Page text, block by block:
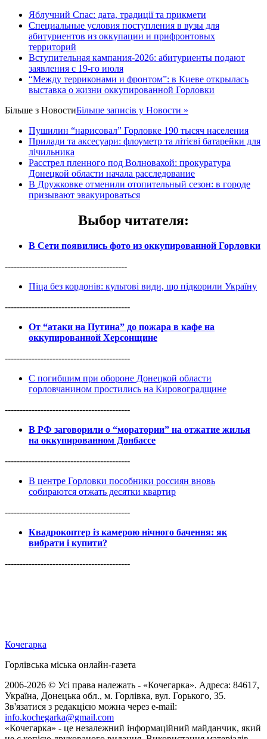
Яблучний Спас: дата, традиції та прикмети
Специальные условия поступления в вузы для
абитуриентов из оккупации и прифронтовых
территорий
Вступительная кампания-2026: абитуриенты подают
заявления с 19-го июля
“Между терриконами и фронтом”: в Киеве открылась
выставка о жизни оккупированной Горловки
Більше з НовостиБільше записів у Новости »
Пушилин “нарисовал” Горловке 190 тысяч населения
Прилади та аксесуари: флоуметр та літієві батарейки для
лічильника
Расстрел пленного под Волновахой: прокуратура
Донецкой области начала расследование
В Дружковке отменили отопительный сезон: в городе
призывают эвакуироваться
Выбор читателя:
В Сети появились фото из оккупированной Горловки
-----------------------------------------
Піца без кордонів: культові види, що підкорили Україну
------------------------------------------
От “атаки на Путина” до пожара в кафе на
оккупированной Херсонщине
------------------------------------------
С погибшим при обороне Донецкой области
горловчанином простились на Кировоградщине
------------------------------------------
В РФ заговорили о “моратории” на отжатие жилья
на оккупированном Донбассе
------------------------------------------
В центре Горловки пособники россиян вновь
собираются отжать десятки квартир
------------------------------------------
Квадрокоптер із камерою нічного бачення: як
вибрати і купити?
------------------------------------------
Кочегарка
Горлівська міська онлайн-газета
2006-2026 © Усі права належать - «Кочегарка». Адреса: 84617,
Україна, Донецька обл., м. Горлівка, вул. Горького, 35.
Зв'язатися з редакцією можна через e-mail:
info.kochegarka@gmail.com
«Кочегарка» - це незалежний інформаційний майданчик, який